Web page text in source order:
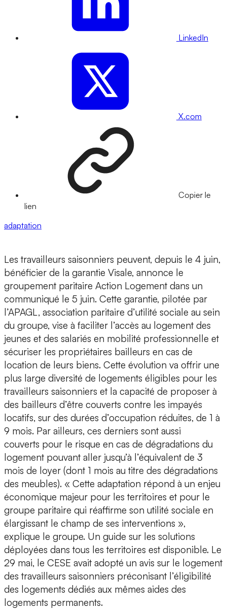
LinkedIn
X.com
Copier le
lien
adaptation
Les travailleurs saisonniers peuvent, depuis le 4 juin,
bénéficier de la garantie Visale, annonce le
groupement paritaire Action Logement dans un
communiqué le 5 juin. Cette garantie, pilotée par
l’APAGL, association paritaire d’utilité sociale au sein
du groupe, vise à faciliter l’accès au logement des
jeunes et des salariés en mobilité professionnelle et
sécuriser les propriétaires bailleurs en cas de
location de leurs biens. Cette évolution va offrir une
plus large diversité de logements éligibles pour les
travailleurs saisonniers et la capacité de proposer à
des bailleurs d’être couverts contre les impayés
locatifs, sur des durées d’occupation réduites, de 1 à
9 mois. Par ailleurs, ces derniers sont aussi
couverts pour le risque en cas de dégradations du
logement pouvant aller jusqu’à l’équivalent de 3
mois de loyer (dont 1 mois au titre des dégradations
des meubles). « Cette adaptation répond à un enjeu
économique majeur pour les territoires et pour le
groupe paritaire qui réaffirme son utilité sociale en
élargissant le champ de ses interventions »,
explique le groupe. Un guide sur les solutions
déployées dans tous les territoires est disponible. Le
29 mai, le CESE avait adopté un avis sur le logement
des travailleurs saisonniers préconisant l’éligibilité
des logements dédiés aux mêmes aides des
logements permanents.